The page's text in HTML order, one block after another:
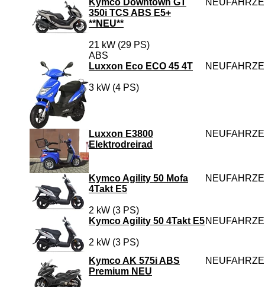
Kymco Downtown GT
350i TCS ABS E5+
**NEU**
21 kW (29 PS)
ABS
Luxxon Eco ECO 45 4T
3 kW (4 PS)
Luxxon E3800
Elektrodreirad
Kymco Agility 50 Mofa
4Takt E5
2 kW (3 PS)
Kymco Agility 50 4Takt E5
2 kW (3 PS)
Kymco AK 575i ABS
Premium NEU